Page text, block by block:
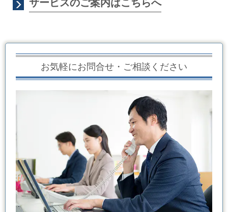
サービスのご案内はこちらへ
お気軽にお問合せ・ご相談ください